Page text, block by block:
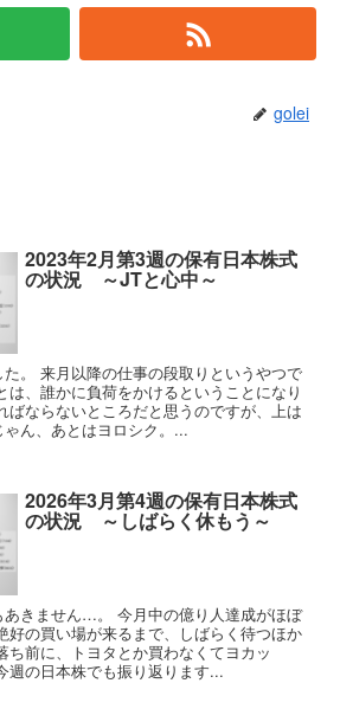
golei
2023年2月第3週の保有日本株式
の状況 ～JTと心中～
。 来月以降の仕事の段取りというやつで
は、誰かに負荷をかけるということになり
ばならないところだと思うのですが、上は
ゃん、あとはヨロシク。...
2026年3月第4週の保有日本株式
の状況 ～しばらく休もう～
あきません…。 今月中の億り人達成がほぼ
好の買い場が来るまで、しばらく待つほか
ち前に、トヨタとか買わなくてヨカッ
の日本株でも振り返ります...